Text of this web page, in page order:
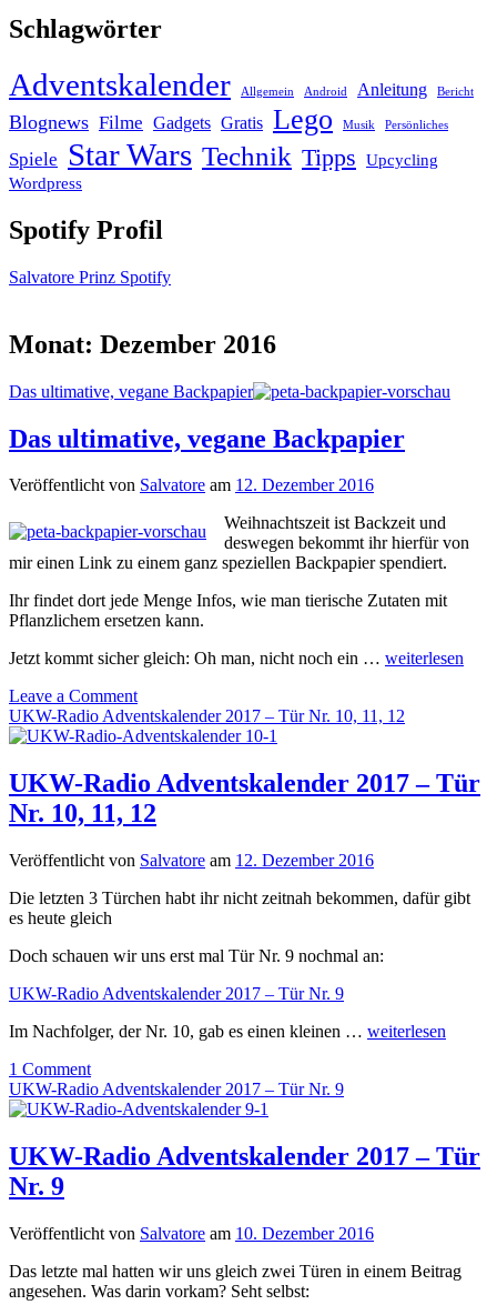
Schlagwörter
Adventskalender Allgemein Android Anleitung Bericht
Blognews Filme Gadgets Gratis Lego Musik Persönliches
Spiele Star Wars Technik Tipps
Upcycling
Wordpress
Spotify Profil
Salvatore Prinz Spotify
Monat: Dezember 2016
Das ultimative, vegane Backpapier
Das ultimative, vegane Backpapier
Veröffentlicht von Salvatore am 12. Dezember 2016
Weihnachtszeit ist Backzeit und
deswegen bekommt ihr hierfür von
mir einen Link zu einem ganz speziellen Backpapier spendiert.
Ihr findet dort jede Menge Infos, wie man tierische Zutaten mit
Pflanzlichem ersetzen kann.
Jetzt kommt sicher gleich: Oh man, nicht noch ein … weiterlesen
Leave a Comment
UKW-Radio Adventskalender 2017 – Tür Nr. 10, 11, 12
UKW-Radio Adventskalender 2017 – Tür
Nr. 10, 11, 12
Veröffentlicht von Salvatore am 12. Dezember 2016
Die letzten 3 Türchen habt ihr nicht zeitnah bekommen, dafür gibt
es heute gleich
Doch schauen wir uns erst mal Tür Nr. 9 nochmal an:
UKW-Radio Adventskalender 2017 – Tür Nr. 9
Im Nachfolger, der Nr. 10, gab es einen kleinen … weiterlesen
1 Comment
UKW-Radio Adventskalender 2017 – Tür Nr. 9
UKW-Radio Adventskalender 2017 – Tür
Nr. 9
Veröffentlicht von Salvatore am 10. Dezember 2016
Das letzte mal hatten wir uns gleich zwei Türen in einem Beitrag
angesehen. Was darin vorkam? Seht selbst: